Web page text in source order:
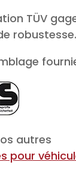
TÜV
robustesse.
autres
pour